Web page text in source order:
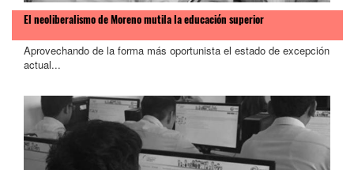
El neoliberalismo de Moreno mutila la educación superior
Aprovechando de la forma más oportunista el estado de excepción
actual...